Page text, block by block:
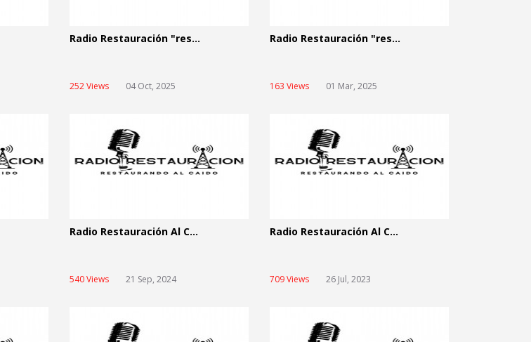
Radio Restauración "res...
252 Views 04 Oct, 2025
Radio Restauración "res...
163 Views 01 Mar, 2025
Radio Restauración Al C...
540 Views 21 Sep, 2024
Radio Restauración Al C...
709 Views 26 Jul, 2023